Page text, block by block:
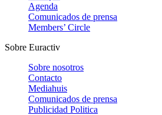
Agenda
Comunicados de prensa
Members’ Circle
Sobre Euractiv
Sobre nosotros
Contacto
Mediahuis
Comunicados de prensa
Publicidad Politica